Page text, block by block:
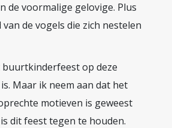
de voormalige gelovige. Plus
de vogels die zich nestelen
buurtkinderfeest op deze
Maar ik neem aan dat het
motieven is geweest
dit feest tegen te houden.